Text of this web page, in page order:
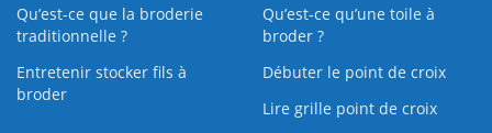
Qu’est-ce que la broderie
traditionnelle ?
Qu’est‑ce qu’une toile à
broder ?
Entretenir stocker fils à
broder
Débuter le point de croix
Lire grille point de croix